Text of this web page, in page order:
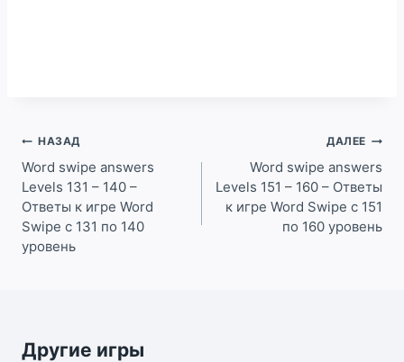
Навигация
по
записям
НАЗАД
Word swipe answers
Levels 131 – 140 –
Ответы к игре Word
Swipe с 131 по 140
уровень
ДАЛЕЕ
Word swipe answers
Levels 151 – 160 – Ответы
к игре Word Swipe с 151
по 160 уровень
Другие игры